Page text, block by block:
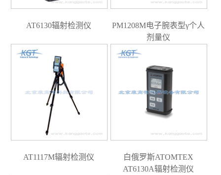
AT6130辐射检测仪
PM1208M电子腕表型γ个人
剂量仪
AT1117M辐射检测仪
白俄罗斯ATOMTEX
AT6130A辐射检测仪